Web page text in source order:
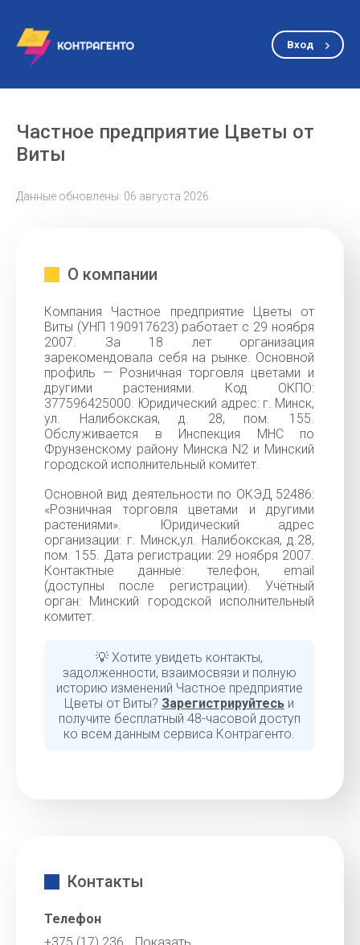
Вход
Частное предприятие Цветы от
Виты
Данные обновлены: 06 августа 2026
О компании
Компания Частное предприятие Цветы от
Виты (УНП 190917623) работает с 29 ноября
2007. За 18 лет организация
зарекомендовала себя на рынке. Основной
профиль — Розничная торговля цветами и
другими растениями. Код ОКПО:
377596425000. Юридический адрес: г. Минск,
ул. Налибокская, д. 28, пом. 155.
Обслуживается в Инспекция МНС по
Фрунзенскому району Минска N2 и Минский
городской исполнительный комитет.
Основной вид деятельности по ОКЭД 52486:
«Розничная торговля цветами и другими
растениями». Юридический адрес
организации: г. Минск,ул. Налибокская, д.28,
пом. 155. Дата регистрации: 29 ноября 2007.
Контактные данные: телефон, email
(доступны после регистрации). Учётный
орган: Минский городской исполнительный
комитет.
💡 Хотите увидеть контакты,
задолженности, взаимосвязи и полную
историю изменений Частное предприятие
Цветы от Виты? Зарегистрируйтесь и
получите бесплатный 48-часовой доступ
ко всем данным сервиса Контрагенто.
Контакты
Телефон